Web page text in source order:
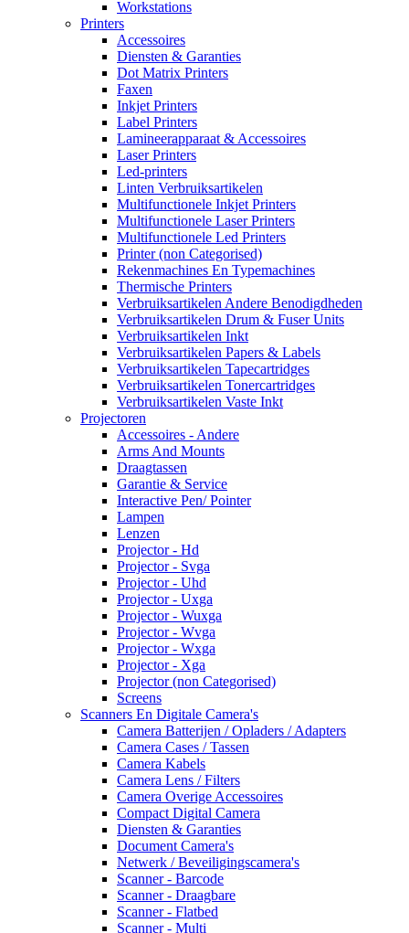
Workstations
Printers
Accessoires
Diensten & Garanties
Dot Matrix Printers
Faxen
Inkjet Printers
Label Printers
Lamineerapparaat & Accessoires
Laser Printers
Led-printers
Linten Verbruiksartikelen
Multifunctionele Inkjet Printers
Multifunctionele Laser Printers
Multifunctionele Led Printers
Printer (non Categorised)
Rekenmachines En Typemachines
Thermische Printers
Verbruiksartikelen Andere Benodigdheden
Verbruiksartikelen Drum & Fuser Units
Verbruiksartikelen Inkt
Verbruiksartikelen Papers & Labels
Verbruiksartikelen Tapecartridges
Verbruiksartikelen Tonercartridges
Verbruiksartikelen Vaste Inkt
Projectoren
Accessoires - Andere
Arms And Mounts
Draagtassen
Garantie & Service
Interactive Pen/ Pointer
Lampen
Lenzen
Projector - Hd
Projector - Svga
Projector - Uhd
Projector - Uxga
Projector - Wuxga
Projector - Wvga
Projector - Wxga
Projector - Xga
Projector (non Categorised)
Screens
Scanners En Digitale Camera's
Camera Batterijen / Opladers / Adapters
Camera Cases / Tassen
Camera Kabels
Camera Lens / Filters
Camera Overige Accessoires
Compact Digital Camera
Diensten & Garanties
Document Camera's
Netwerk / Beveiligingscamera's
Scanner - Barcode
Scanner - Draagbare
Scanner - Flatbed
Scanner - Multi